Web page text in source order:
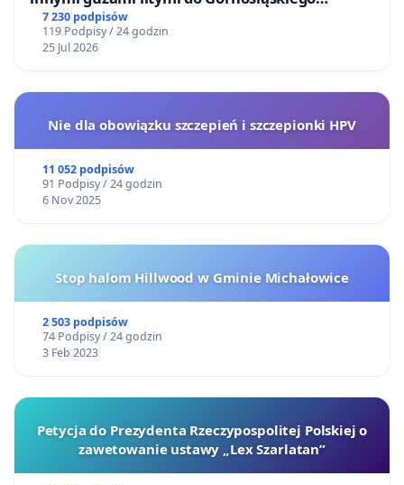
Centrum Zdrowia Dziecka w Katowicach
7 230 podpisów
119 Podpisy / 24 godzin
25 Jul 2026
Nie dla obowiązku szczepień i szczepionki HPV
11 052 podpisów
91 Podpisy / 24 godzin
6 Nov 2025
Stop halom Hillwood w Gminie Michałowice
2 503 podpisów
74 Podpisy / 24 godzin
3 Feb 2023
Petycja do Prezydenta Rzeczypospolitej Polskiej o
zawetowanie ustawy „Lex Szarlatan”